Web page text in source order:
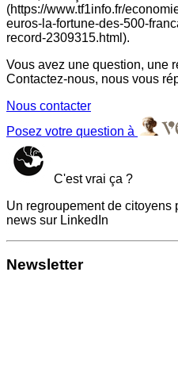
(https://www.tf1info.fr/
euros-la-fortune-des-500-
record-2309315.html).
Vous avez une question, une
Contactez-nous, nous vous
Nous contacter
Posez votre question à
C'est vrai ça ?
Un regroupement de citoyens
news sur LinkedIn
Newsletter